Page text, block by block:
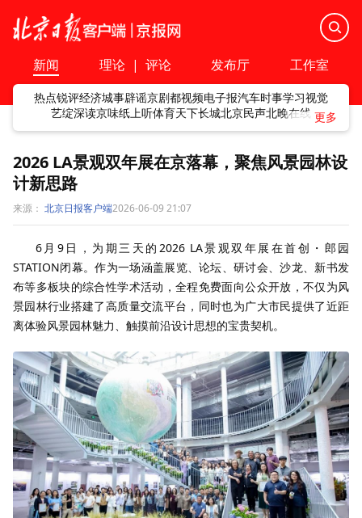
新闻 理论 | 评论 发布厅 工作室
热点锐评经济城事辟谣京剧都视频电子报汽车时事学习视觉
艺绽深读京味纸上听体育天下长城北京民声北晚在线
2026 LA景观双年展在京落幕，聚焦风景园林设
计新思路
来源： 北京日报客户端2026-06-09 21:07
6月9日，为期三天的2026 LA景观双年展在首创・郎园
STATION闭幕。作为一场涵盖展览、论坛、研讨会、沙龙、新书发
布等多板块的综合性学术活动，全程免费面向公众开放，不仅为风
景园林行业搭建了高质量交流平台，同时也为广大市民提供了近距
离体验风景园林魅力、触摸前沿设计思想的宝贵契机。